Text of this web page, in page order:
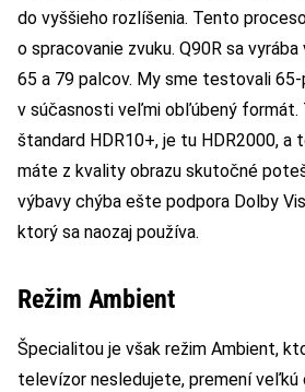
do vyššieho rozlíšenia. Tento
o spracovanie zvuku. Q90R sa
65 a 79 palcov. My sme testovali
v súčasnosti veľmi obľúbený formát.
štandard HDR10+, je tu HDR2000, a
máte z kvality obrazu skutočné
výbavy chýba ešte podpora Dolby
ktorý sa naozaj používa.
Režim Ambient
Špecialitou je však režim Ambient,
televízor nesledujete, premení veľkú